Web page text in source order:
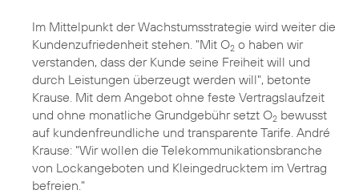
Im Mittelpunkt der Wachstumsstrategie wird weiter die
Kundenzufriedenheit stehen. "Mit O2 o haben wir
verstanden, dass der Kunde seine Freiheit will und
durch Leistungen überzeugt werden will", betonte
Krause. Mit dem Angebot ohne feste Vertragslaufzeit
und ohne monatliche Grundgebühr setzt O2 bewusst
auf kundenfreundliche und transparente Tarife. André
Krause: "Wir wollen die Telekommunikationsbranche
von Lockangeboten und Kleingedrucktem im Vertrag
befreien."